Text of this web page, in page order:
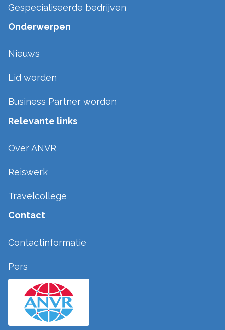
Gespecialiseerde bedrijven
Onderwerpen
Nieuws
Lid worden
Business Partner worden
Relevante links
Over ANVR
Reiswerk
Travelcollege
Contact
Contactinformatie
Pers